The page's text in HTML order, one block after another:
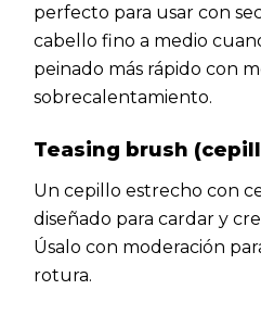
perfecto para usar con
cabello fino a medio
peinado más rápido con
sobrecalentamiento.
Teasing brush
Un cepillo estrecho con
diseñado para cardar y
Úsalo con moderación
rotura.